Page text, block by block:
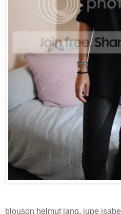
blouson helmut lang, jupe